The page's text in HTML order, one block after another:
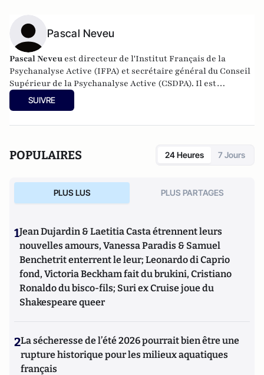
Pascal Neveu
Pascal Neveu est directeur de l'Institut Français de la
Psychanalyse Active (IFPA) et secrétaire général du Conseil
Supérieur de la Psychanalyse Active (CSDPA). Il est
responsable national de la cellule de soutien psychologique
au sein de l’Œuvre des Pupilles Orphelins des Sapeurs-
SUIVRE
POPULAIRES 24 Heures 7 Jours
PLUS LUS PLUS PARTAGES
1Jean Dujardin & Laetitia Casta étrennent leurs
nouvelles amours, Vanessa Paradis & Samuel
Benchetrit enterrent le leur; Leonardo di Caprio
fond, Victoria Beckham fait du brukini, Cristiano
Ronaldo du bisco-fils; Suri ex Cruise joue du
Shakespeare queer
2La sécheresse de l’été 2026 pourrait bien être une
rupture historique pour les milieux aquatiques
français